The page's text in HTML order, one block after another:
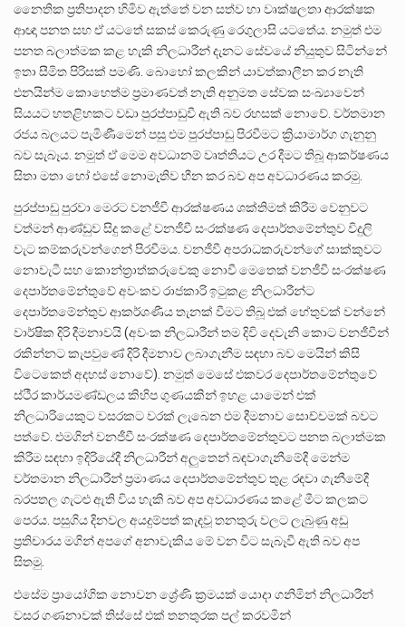
නෛතික ප්‍රතිපාදන හිමිව ඇත්තේ වන සත්ව හා වෘක්ෂලතා ආරක්ෂක
ආඥා පනත සහ ඒ යටතේ සකස් කෙරුණු රෙගුලාසි යටතේය. නමුත් එම
පනත බලාත්මක කළ හැකි නිලධාරීන් දැනට සේවයේ නියුතුව සිටින්නේ
ඉතා සීමිත පිරිසක් පමණි. බොහෝ කලකින් යාවත්කාලීන කර නැති
එනයින්ම කොහෙත්ම ප්‍රමාණවත් නැති අනුමත සේවක සංඛ්‍යාවෙන්
සියයට හතළිහකට වඩා පුරප්පාඩුවී ඇති බව රහසක් නොවේ. වර්තමාන
රජය බලයට පැමිණීමෙන් පසු එම පුරප්පාඩු පිරවීමට ක්‍රියාමාර්ග ගැනුනු
බව සැබෑය. නමුත් ඒ මෙම අවධානම් වෘත්තියට උර දීමට තිබූ ආකර්ෂණය
සිතා මතා හෝ එසේ නොමැතිව හීන කර බව අප අවධාරණය කරමු.
පුරප්පාඩු පුරවා මෙරට වනජීවී ආරක්ෂණය ශක්තිමත් කිරීම වෙනුවට
වත්මන් ආණ්ඩුව සිදු කළේ වනජීවී සංරක්ෂණ දෙපාර්තමේන්තුව විදුලි
වැට කම්කරුවන්ගෙන් පිරවීමය. වනජීවී අපරාධකරුවන්ගේ සාක්කුවට
නොවැටී සහ කොන්ත්‍රාත්කරුවෙකු නොවී මෙතෙක් වනජීවී සංරක්ෂණ
දෙපාර්තමේන්තුවේ අවංකව රාජකාරි ඉටුකළ නිලධාරීන්ට
දෙපාර්තමේන්තුව ආකර්ශණීය තැනක් වීමට තිබූ එක් හේතුවක් වන්නේ
වාර්ෂික දිරි දීමනාවයි (අවංක නිලධාරීන් තම දිවි දෙවැනි කොට වනජීවීන්
රකින්නට කැපවුණේ දිරි දීමනාව ලබාගැනීම සඳහා බව මෙයින් කිසි
විටෙකෙත් අදහස් නොවේ). නමුත් මෙසේ එකවර දෙපාර්තමේන්තුවේ
ස්ථීර කාර්යමණ්ඩලය කිහිප ගුණයකින් ඉහළ යාමෙන් එක්
නිලධාරියෙකුට වසරකට වරක් ලැබෙන එම දීමනාව සොච්චමක් බවට
පත්වේ. එමගින් වනජීවී සංරක්ෂණ දෙපාර්තමේන්තුවට පනත බලාත්මක
කිරීම සඳහා ඉදිරියේදී නිලධාරීන් අලුතෙන් බඳවාගැනීමේදී මෙන්ම
වර්තමාන නිලධාරීන් ප්‍රමාණය දෙපාර්තමේන්තුව තුළ රඳවා ගැනීමේදී
බරපතල ගැටළු ඇති විය හැකි බව අප අවධාරණය කළේ මීට කලකට
පෙරය. පසුගිය දිනවල අයදුම්පත් කැඳවූ තනතුරු වලට ලැබුණු අඩු
ප්‍රතිචාරය මගින් අපගේ අනාවැකිය මේ වන විට සැබෑවී ඇති බව අප
සිතමු.
එසේම ප්‍රායෝගික නොවන ශ්‍රේණි ක්‍රමයක් යොදා ගනිමින් නිලධාරීන්
වසර ගණනාවක් තිස්සේ එක් තනතුරක පල් කරවමින්